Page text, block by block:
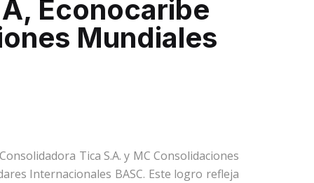
Econocaribe
Mundiales
Tica S.A. y MC Consolidaciones
Internacionales BASC. Este logro refleja